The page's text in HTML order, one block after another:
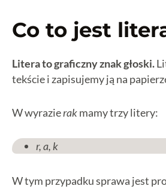
Co to jest
Litera to graficzny znak głoski.
tekście i zapisujemy ją na
W wyrazierakmamy trzy litery:
r, a, k
W tym przypadku sprawa jest